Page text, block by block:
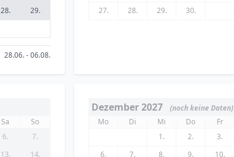
28.
29.
28.06. - 06.08.
27.
28. 29. 30.
Sa
So
6.
7.
13. 14.
Dezember 2027
(noch keine Daten)
Mo
Di Mi Do Fr
1.
2. 3.
6.
7. 8. 9. 10.